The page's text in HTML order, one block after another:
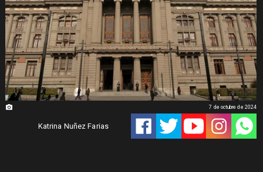
Katrina Nuñez Farias
7 de octubre de 2024